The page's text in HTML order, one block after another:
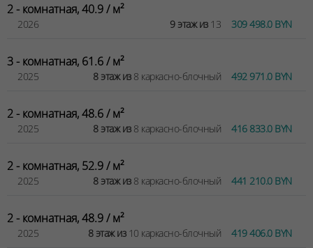
2 - комнатная, 40.9 / м²
2026 9 этаж из13 309 498.0 BYN
3 - комнатная, 61.6 / м²
2025 8 этаж из8 каркасно-блочный 492 971.0 BYN
2 - комнатная, 48.6 / м²
2025 8 этаж из8 каркасно-блочный 416 833.0 BYN
2 - комнатная, 52.9 / м²
2025 8 этаж из8 каркасно-блочный 441 210.0 BYN
2 - комнатная, 48.9 / м²
2025 8 этаж из10 каркасно-блочный 419 406.0 BYN